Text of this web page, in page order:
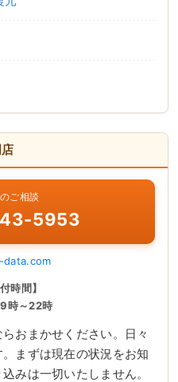
ご相談
5953
data.com
時間】
時～22時
おまかせください。日々
まずは現在の状況をお知
みは一切いたしません。